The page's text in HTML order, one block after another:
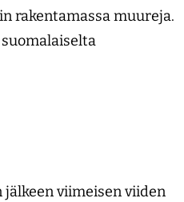
rakentamassa muureja.
jälkeen viimeisen viiden